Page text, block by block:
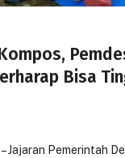
Bisa
Jajaran Pemerintah